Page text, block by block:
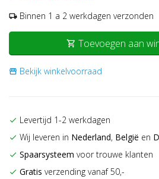
local_shipping Binnen 1 a 2 werkdagen verzonden
shopping_cart Toevoegen aan
storefront Bekijk winkelvoorraad
check Levertijd 1-2 werkdagen
check Wij leveren in Nederland, België en
check Spaarsysteem voor trouwe klanten
check Gratis verzending vanaf 50,-